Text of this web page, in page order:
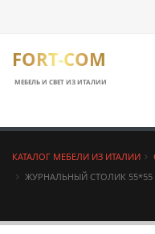
FORT-COM
МЕБЕЛЬ И СВЕТ ИЗ ИТАЛИИ
КАТАЛОГ МЕБЕЛИ ИЗ ИТАЛИИ
ЖУРНАЛЬНЫЙ СТОЛИК 55*55